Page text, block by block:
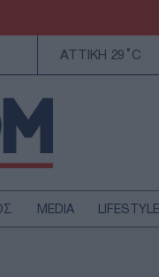
ΑΤΤΙΚΗ 29°C
MEDIA LIFESTYLE